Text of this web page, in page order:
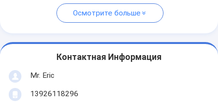
Осмотрите больше
Контактная Информация
Mr. Eric
13926118296